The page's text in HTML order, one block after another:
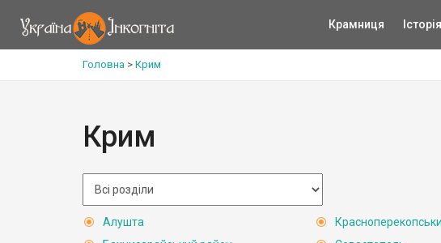
Крамниця
Головна > Крим
Крим
Алушта